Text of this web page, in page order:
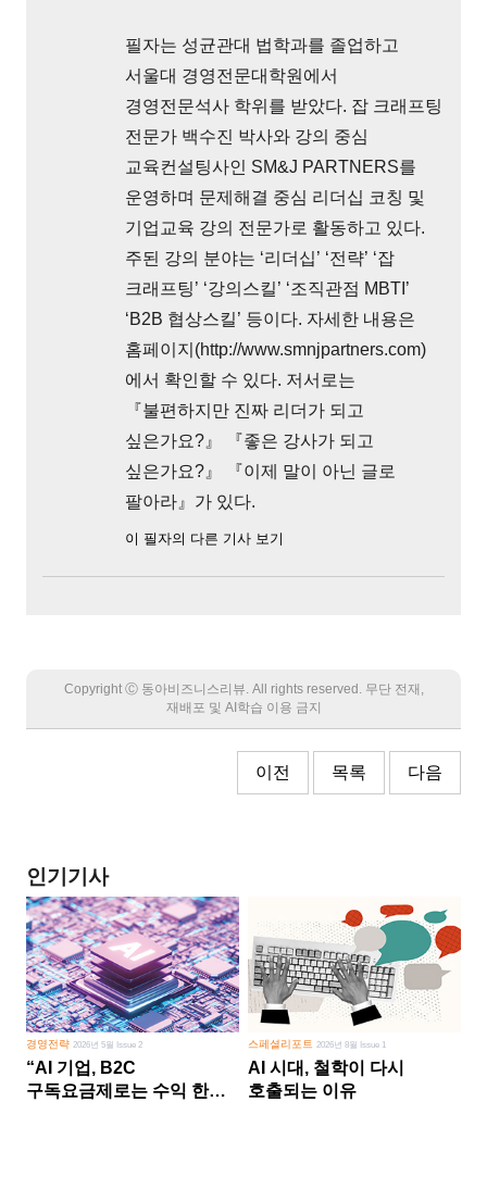
필자는 성균관대 법학과를 졸업하고
서울대 경영전문대학원에서
경영전문석사 학위를 받았다. 잡 크래프팅
전문가 백수진 박사와 강의 중심
교육컨설팅사인 SM&J PARTNERS를
운영하며 문제해결 중심 리더십 코칭 및
기업교육 강의 전문가로 활동하고 있다.
주된 강의 분야는 ‘리더십’ ‘전략’ ‘잡
크래프팅’ ‘강의스킬’ ‘조직관점 MBTI’
‘B2B 협상스킬’ 등이다. 자세한 내용은
홈페이지(http://www.smnjpartners.com)
에서 확인할 수 있다. 저서로는
『불편하지만 진짜 리더가 되고
싶은가요?』 『좋은 강사가 되고
싶은가요?』 『이제 말이 아닌 글로
팔아라』가 있다.
이 필자의 다른 기사 보기
Copyright Ⓒ 동아비즈니스리뷰. All rights reserved. 무단 전재,
재배포 및 AI학습 이용 금지
이전 목록 다음
인기기사
경영전략2026년 5월 Issue 2
“AI 기업, B2C
구독요금제로는 수익 한계
스페셜리포트 2026년 8월 Issue 1
AI 시대, 철학이 다시
호출되는 이유